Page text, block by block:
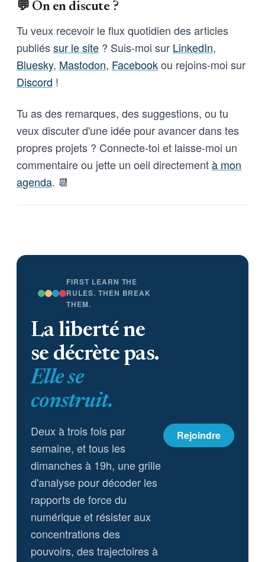
💬 On en discute ?
Tu veux recevoir le flux quotidien des articles
publiéssur le site ? Suis-moi sur LinkedIn,
Bluesky, Mastodon, Facebookou rejoins-moi sur
Discord !
Tu as des remarques, des suggestions, ou tu
veux discuter d'une idée pour avancer dans tes
propres projets ? Connecte-toi et laisse-moi un
commentaire ou jette un oeil directementà mon
agenda. 📆
FIRST LEARN THE
RULES. THEN BREAK
THEM.
La liberté ne
se décrète pas.
Elle se
construit.
Deux à trois fois par
semaine, et tous les
dimanches à 19h, une grille
d'analyse pour décoder les
rapports de force du
numérique et résister aux
concentrations des
pouvoirs, des trajectoires à
Rejoindre